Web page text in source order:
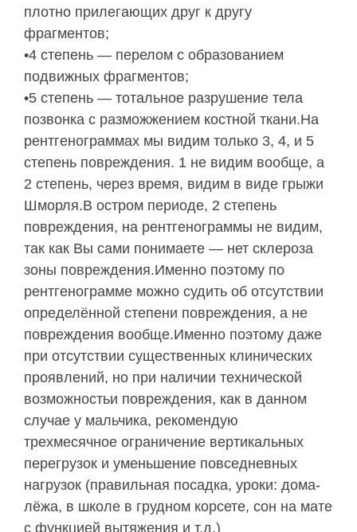
плотно прилегающих друг к другу
фрагментов;
•4 степень — перелом с образованием
подвижных фрагментов;
•5 степень — тотальное разрушение тела
позвонка с разможжением костной ткани.На
рентгенограммах мы видим только 3, 4, и 5
степень повреждения. 1 не видим вообще, а
2 степень, через время, видим в виде грыжи
Шморля.В остром периоде, 2 степень
повреждения, на рентгенограммы не видим,
так как Вы сами понимаете — нет склероза
зоны повреждения.Именно поэтому по
рентгенограмме можно судить об отсутствии
определённой степени повреждения, а не
повреждения вообще.Именно поэтому даже
при отсутствии существенных клинических
проявлений, но при наличии технической
возможностьи повреждения, как в данном
случае у мальчика, рекомендую
трехмесячное ограничение вертикальных
перегрузок и уменьшение повседневных
нагрузок (правильная посадка, уроки: дома-
лёжа, в школе в грудном корсете, сон на мате
с функцией вытяжения и т.д.)